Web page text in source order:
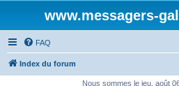
www.messagers-
FAQ
Index du forum
Nous sommes le jeu. août